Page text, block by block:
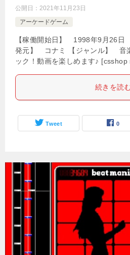
公開日： 2021年11月23日
アーケードゲーム
【稼働開始日】 1998年9月26日
発元】 コナミ 【ジャンル】 音
ック！動画を楽しめます♪
続きを読
Tweet 0